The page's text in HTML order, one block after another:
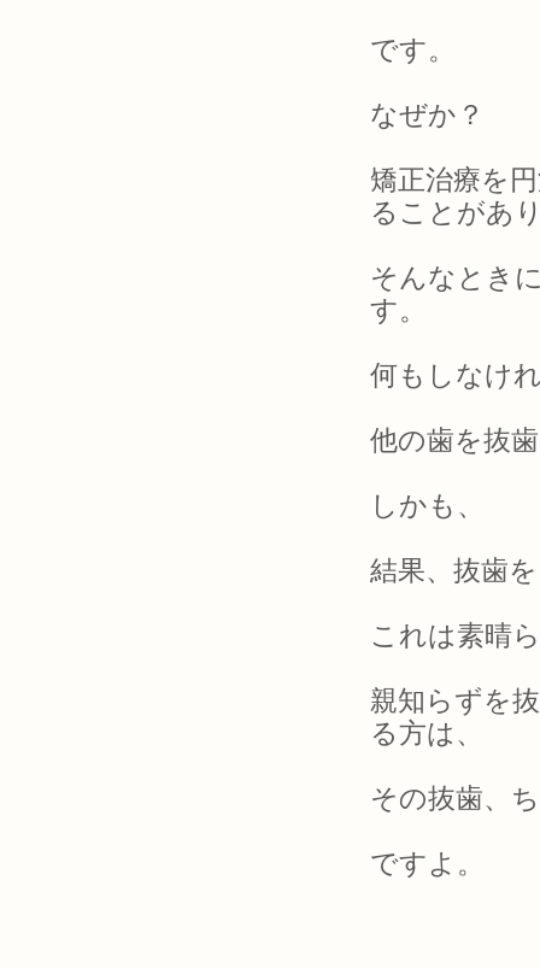
です。
なぜか？
矯正治療を
ることがあ
そんなとき
す。
何もしなけ
他の歯を抜
しかも、
結果、抜歯
これは素晴
親知らずを
る方は、
その抜歯、
ですよ。